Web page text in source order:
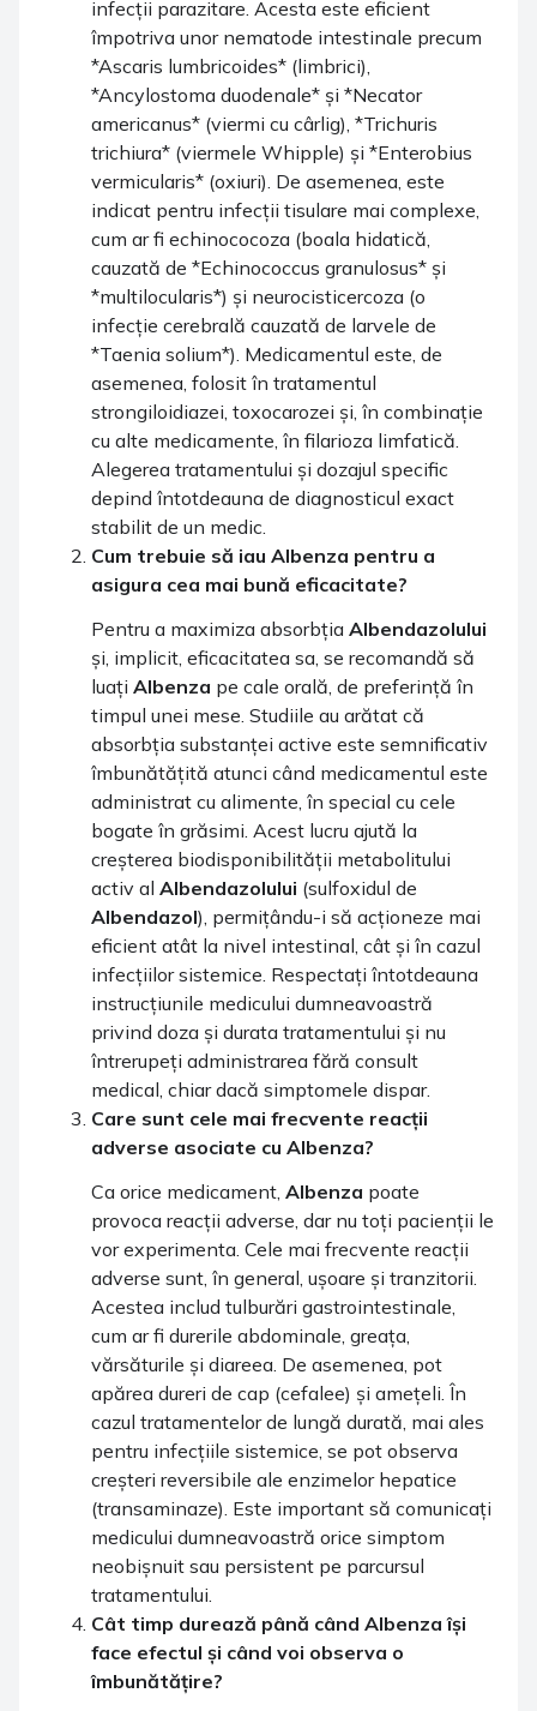
infecții parazitare. Acesta este eficient
împotriva unor nematode intestinale precum
*Ascaris lumbricoides* (limbrici),
*Ancylostoma duodenale* și *Necator
americanus* (viermi cu cârlig), *Trichuris
trichiura* (viermele Whipple) și *Enterobius
vermicularis* (oxiuri). De asemenea, este
indicat pentru infecții tisulare mai complexe,
cum ar fi echinococoza (boala hidatică,
cauzată de *Echinococcus granulosus* și
*multilocularis*) și neurocisticercoza (o
infecție cerebrală cauzată de larvele de
*Taenia solium*). Medicamentul este, de
asemenea, folosit în tratamentul
strongiloidiazei, toxocarozei și, în combinație
cu alte medicamente, în filarioza limfatică.
Alegerea tratamentului și dozajul specific
depind întotdeauna de diagnosticul exact
stabilit de un medic.
Cum trebuie să iau Albenza pentru a
asigura cea mai bună eficacitate?
Pentru a maximiza absorbția Albendazolului
și, implicit, eficacitatea sa, se recomandă să
luați Albenza pe cale orală, de preferință în
timpul unei mese. Studiile au arătat că
absorbția substanței active este semnificativ
îmbunătățită atunci când medicamentul este
administrat cu alimente, în special cu cele
bogate în grăsimi. Acest lucru ajută la
creșterea biodisponibilității metabolitului
activ al Albendazolului (sulfoxidul de
Albendazol), permițându-i să acționeze mai
eficient atât la nivel intestinal, cât și în cazul
infecțiilor sistemice. Respectați întotdeauna
instrucțiunile medicului dumneavoastră
privind doza și durata tratamentului și nu
întrerupeți administrarea fără consult
medical, chiar dacă simptomele dispar.
Care sunt cele mai frecvente reacții
adverse asociate cu Albenza?
Ca orice medicament, Albenza poate
provoca reacții adverse, dar nu toți pacienții le
vor experimenta. Cele mai frecvente reacții
adverse sunt, în general, ușoare și tranzitorii.
Acestea includ tulburări gastrointestinale,
cum ar fi durerile abdominale, greața,
vărsăturile și diareea. De asemenea, pot
apărea dureri de cap (cefalee) și amețeli. În
cazul tratamentelor de lungă durată, mai ales
pentru infecțiile sistemice, se pot observa
creșteri reversibile ale enzimelor hepatice
(transaminaze). Este important să comunicați
medicului dumneavoastră orice simptom
neobișnuit sau persistent pe parcursul
tratamentului.
Cât timp durează până când Albenza își
face efectul și când voi observa o
îmbunătățire?